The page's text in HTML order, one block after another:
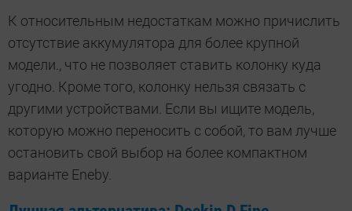
К относительным недостаткам можно причислить
отсутствие аккумулятора для более крупной
модели., что не позволяет ставить колонку куда
угодно. Кроме того, колонку нельзя связать с
другими устройствами. Если вы ищите модель,
которую можно переносить с собой, то вам лучше
остановить свой выбор на более компактном
варианте Eneby.